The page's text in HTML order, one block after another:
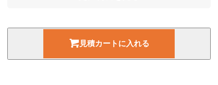
3カ月 9,000円
4カ月 11,000
見積カートに入れる